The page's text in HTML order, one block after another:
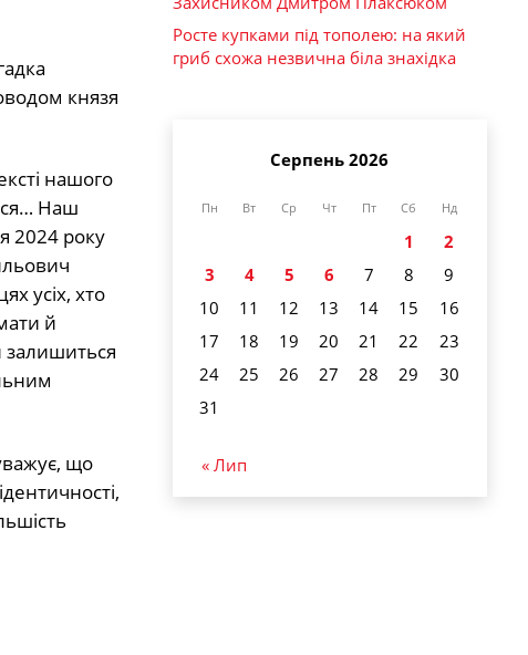
князя
нашого
Наш
2024 року
усіх, хто
й
залишиться
що
Росте купками під тополею: на який
гриб схожа незвична біла знахідка
Серпень 2026
Пн Вт Ср Чт Пт Сб Нд
1
2
3
4 5 6 7 8
9
10
11 12 13 14 15
16
17
18 19 20 21 22
23
24
25 26 27 28 29
30
31
« Лип